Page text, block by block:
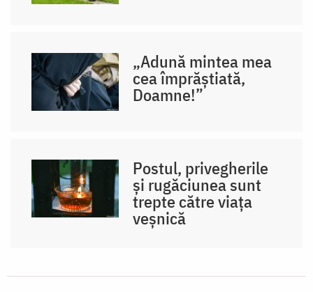
„Adună mintea mea
cea împrăștiată,
Doamne!”
Postul, privegherile
și rugăciunea sunt
trepte către viața
veșnică